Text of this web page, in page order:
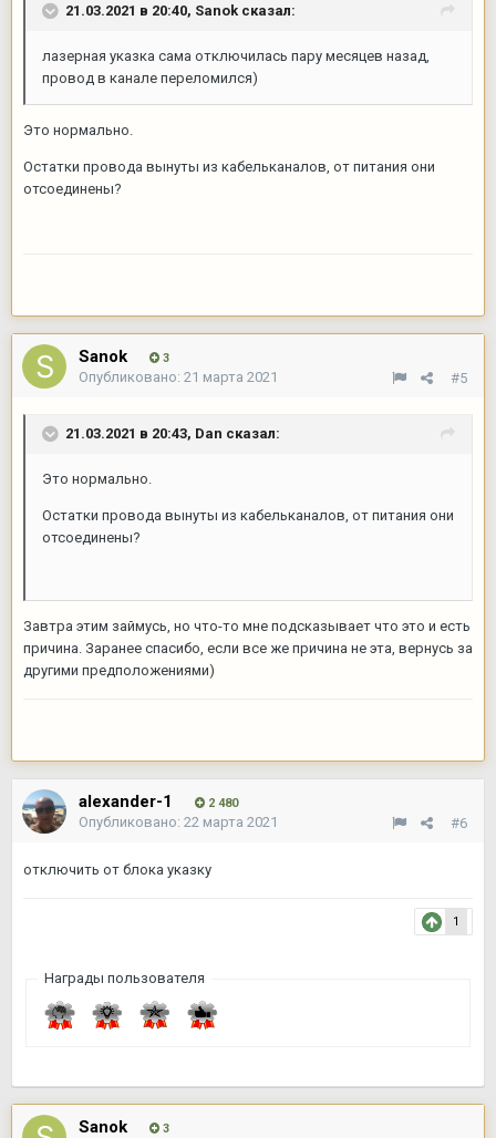
21.03.2021 в 20:40, Sanok сказал:
лазерная указка сама отключилась пару месяцев назад,
провод в канале переломился)
Это нормально.
Остатки провода вынуты из кабельканалов, от питания они
отсоединены?
Sanok 3
#5
Опубликовано: 21 марта 2021
21.03.2021 в 20:43, Dan сказал:
Это нормально.
Остатки провода вынуты из кабельканалов, от питания они
отсоединены?
Завтра этим займусь, но что-то мне подсказывает что это и есть
причина. Заранее спасибо, если все же причина не эта, вернусь за
другими предположениями)
alexander-1 2 480
#6
Опубликовано: 22 марта 2021
отключить от блока указку
1
Награды пользователя
Sanok 3